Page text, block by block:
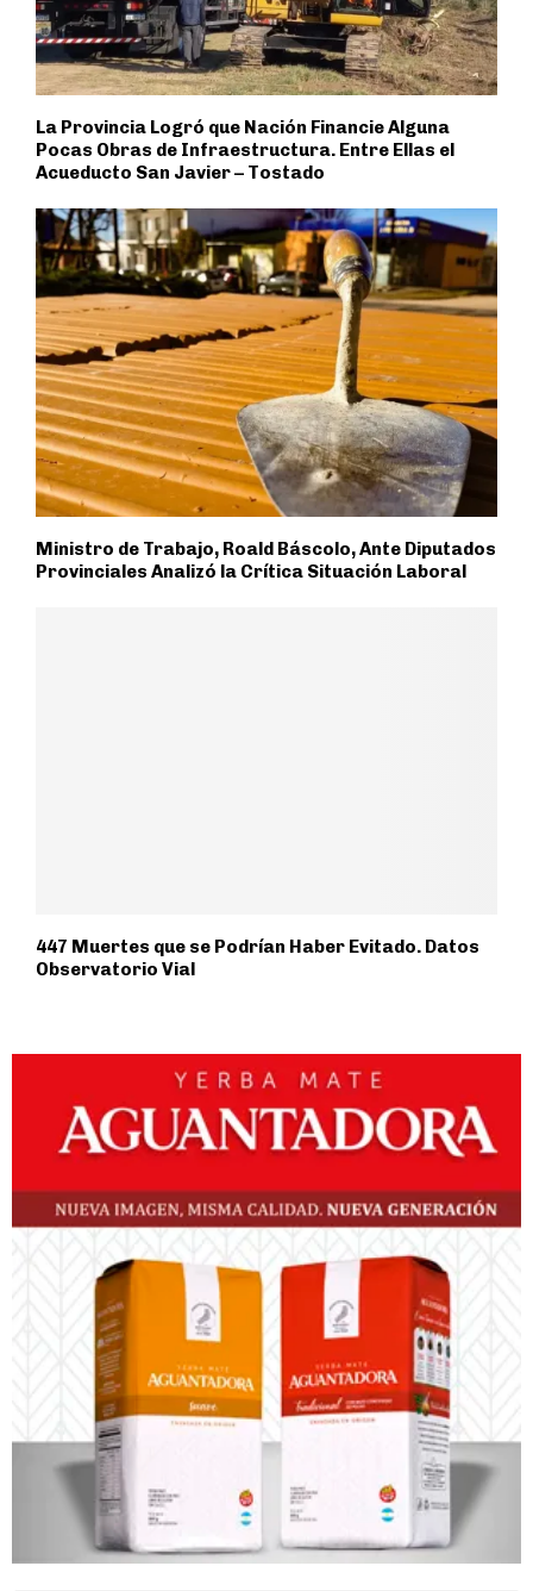
La Provincia Logró que Nación Financie Alguna
Pocas Obras de Infraestructura. Entre Ellas el
Acueducto San Javier – Tostado
Ministro de Trabajo, Roald Báscolo, Ante Diputados
Provinciales Analizó la Crítica Situación Laboral
447 Muertes que se Podrían Haber Evitado. Datos
Observatorio Vial